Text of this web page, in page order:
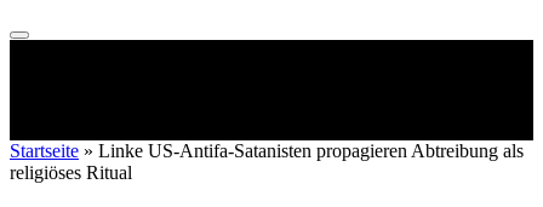
Startseite » Linke US-Antifa-Satanisten propagieren Abtreibung als
religiöses Ritual